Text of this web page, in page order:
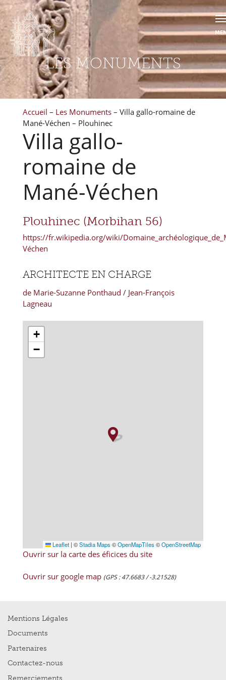
LES MONUMENTS
Accueil – Les Monuments – Villa gallo-romaine de
Mané-Véchen – Plouhinec
Villa gallo-
romaine de
Mané-Véchen
Plouhinec (Morbihan 56)
https://fr.wikipedia.org/wiki/
Véchen
ARCHITECTE EN CHARGE
de Marie-Suzanne Ponthaud / Jean-François
Lagneau
+
−
Leaflet | ©Stadia Maps ©OpenMapTiles ©OpenStreetMap
Ouvrir sur la carte des éficices du site
Ouvrir sur google map (GPS : 47.6683 / -3.21528)
Mentions Légales
Documents
Partenaires
Contactez-nous
Remerciements